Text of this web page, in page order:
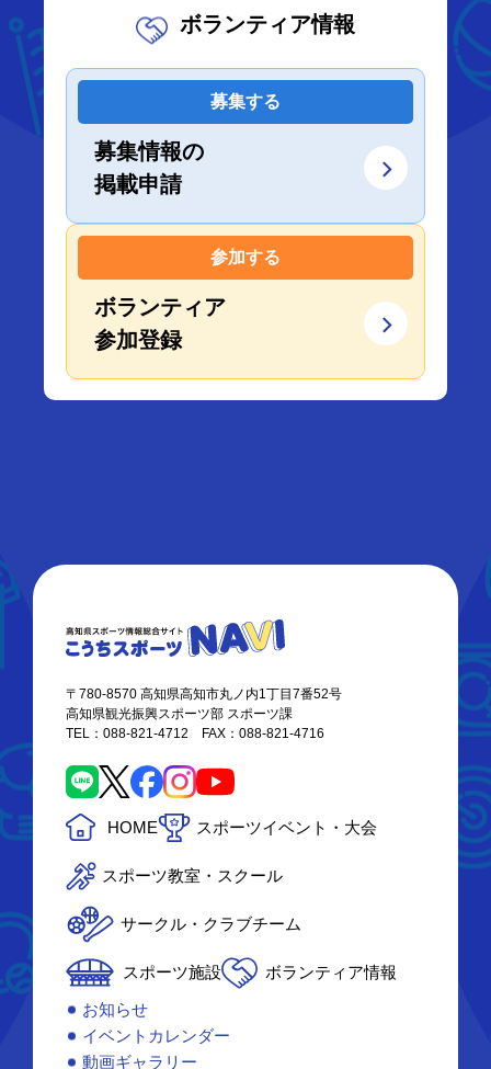
ボランティア情報
募集する
募集情報の
掲載申請
参加する
ボランティア
参加登録
〒780-8570 高知県高知市丸ノ内1丁目7番52号
高知県観光振興スポーツ部 スポーツ課
TEL：088-821-4712 FAX：088-821-4716
HOME スポーツイベント・大会
スポーツ教室・スクール
サークル・クラブチーム
スポーツ施設
ボランティア情報
お知らせ
イベントカレンダー
動画ギャラリー